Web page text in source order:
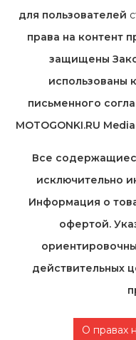
для пользователей
права на контент
защищены
использованы
письменного
MOTOGONKI.RU
Все
исключительно
Информация о
офертой.
действительных
О правах